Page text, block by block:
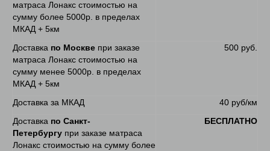
матраса Лонакс стоимостью на
сумму более 5000р. в пределах
МКАД + 5км
Доставка по Москве при заказе
матраса Лонакс стоимостью на
сумму менее 5000р. в пределах
МКАД + 5км
500 руб.
Доставка за МКАД
40 руб/км
Доставка по Санкт-
Петербургу при заказе матраса
Лонакс стоимостью на сумму более
БЕСПЛАТНО